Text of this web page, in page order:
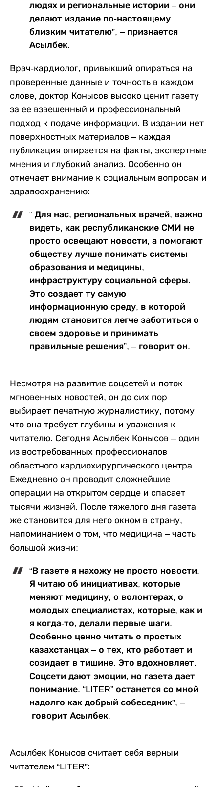
людях и региональные истории – они
делают издание по-настоящему
близким читателю”, – признается
Асылбек.
Врач-кардиолог, привыкший опираться на
проверенные данные и точность в каждом
слове, доктор Конысов высоко ценит газету
за ее взвешенный и профессиональный
подход к подаче информации. В издании нет
поверхностных материалов – каждая
публикация опирается на факты, экспертные
мнения и глубокий анализ. Особенно он
отмечает внимание к социальным вопросам и
здравоохранению:
“ Для нас, региональных врачей, важно
видеть, как республиканские СМИ не
просто освещают новости, а помогают
обществу лучше понимать системы
образования и медицины,
инфраструктуру социальной сферы.
Это создает ту самую
информационную среду, в которой
людям становится легче заботиться о
своем здоровье и принимать
правильные решения”, – говорит он.
Несмотря на развитие соцсетей и поток
мгновенных новостей, он до сих пор
выбирает печатную журналистику, потому
что она требует глубины и уважения к
читателю. Сегодня Асылбек Конысов – один
из востребованных профессионалов
областного кардиохирургического центра.
Ежедневно он проводит сложнейшие
операции на открытом сердце и спасает
тысячи жизней. После тяжелого дня газета
же становится для него окном в страну,
напоминанием о том, что медицина – часть
большой жизни:
“В газете я нахожу не просто новости.
Я читаю об инициативах, которые
меняют медицину, о волонтерах, о
молодых специалистах, которые, как и
я когда-то, делали первые шаги.
Особенно ценно читать о простых
казахстанцах – о тех, кто работает и
созидает в тишине. Это вдохновляет.
Соцсети дают эмоции, но газета дает
понимание. “LITER” останется со мной
надолго как добрый собеседник”, –
говорит Асылбек.
Асылбек Конысов считает себя верным
читателем “LITER”: